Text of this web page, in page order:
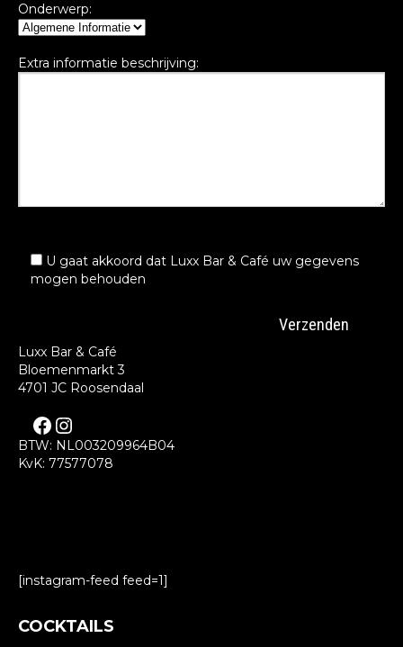
Onderwerp:
Extra informatie beschrijving:
U gaat akkoord dat Luxx Bar & Café uw gegevens
mogen behouden
Luxx Bar & Café
Bloemenmarkt 3
4701 JC Roosendaal
Facebook Instagram
BTW: NL003209964B04
KvK: 77577078
[instagram-feed feed=1]
COCKTAILS